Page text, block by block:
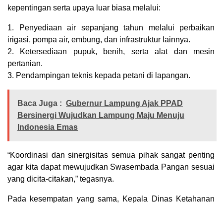
kepentingan serta upaya luar biasa melalui:
1. Penyediaan air sepanjang tahun melalui perbaikan
irigasi, pompa air, embung, dan infrastruktur lainnya.
2. Ketersediaan pupuk, benih, serta alat dan mesin
pertanian.
3. Pendampingan teknis kepada petani di lapangan.
Baca Juga : Gubernur Lampung Ajak PPAD
Bersinergi Wujudkan Lampung Maju Menuju
Indonesia Emas
“Koordinasi dan sinergisitas semua pihak sangat penting
agar kita dapat mewujudkan Swasembada Pangan sesuai
yang dicita-citakan,” tegasnya.
Pada kesempatan yang sama, Kepala Dinas Ketahanan